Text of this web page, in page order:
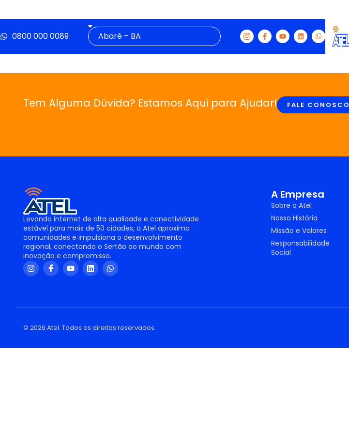
0800 000 0089
Tem Alguma Dúvida? Estamos Aqui para Ajudar! FALE CONOSCO
Levando internet de alta qualidade e conectividade
estável para mais de 50 cidades, a Atel aproxima
comunidades e impulsiona o desenvolvimento
regional, conectando o Sertão ao mundo com
inovação e compromisso.
A Empresa
Sobre a Atel
Nossa História
Missão e Valores
Responsabilidade
Social
© 2026 Atel. Todos os direitos reservados.